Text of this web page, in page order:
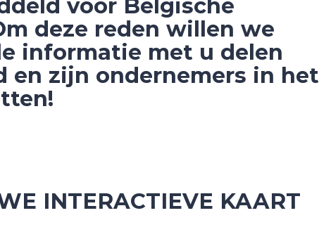
voor Belgische
deze reden willen we
informatie met u delen
en zijn ondernemers in het
INTERACTIEVE KAART